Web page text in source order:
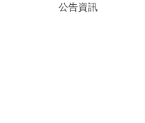
公告資訊